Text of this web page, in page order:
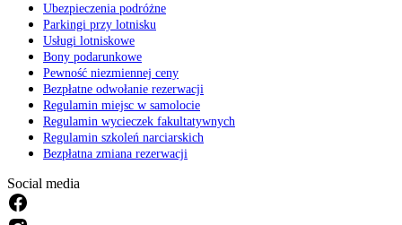
Ubezpieczenia podróżne
Parkingi przy lotnisku
Usługi lotniskowe
Bony podarunkowe
Pewność niezmiennej ceny
Bezpłatne odwołanie rezerwacji
Regulamin miejsc w samolocie
Regulamin wycieczek fakultatywnych
Regulamin szkoleń narciarskich
Bezpłatna zmiana rezerwacji
Social media